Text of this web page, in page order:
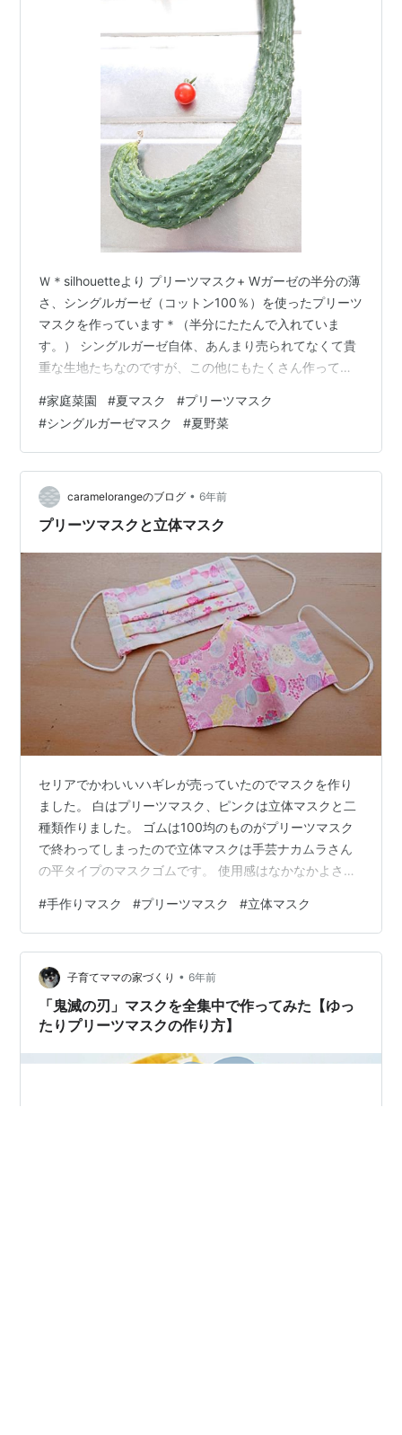
Ｗ＊silhouetteより プリーツマスク+ Wガーゼの半分の薄
さ、シングルガーゼ（コットン100％）を使ったプリーツ
マスクを作っています＊（半分にたたんで入れていま
す。） シングルガーゼ自体、あんまり売られてなくて貴
重な生地たちなのですが、この他にもたくさん作ってる
目の細かさが違うよ。 こちらは、ワイドサイズ￥400で
す。（横幅17ｃｍくらい） 安心のオーガニックコットン
生地は￥450です。夏用というか、私はもう一年中シン
グルガーゼマスクを愛用しています。（暖房してたら暑
いしね） 口紅がつくのを防ぐためのインナーマスクや、
マスクカバーをされ…
#家庭菜園 #夏マスク #プリーツマスク
#シングルガーゼマスク #夏野菜
caramelorangeのブログ • 6年前
プリーツマスクと立体マスク
セリアでかわいいハギレが売っていたのでマスクを作り
ました。 白はプリーツマスク、ピンクは立体マスクと二
種類作りました。 ゴムは100均のものがプリーツマスク
で終わってしまったので立体マスクは手芸ナカムラさん
の平タイプのマスクゴムです。 使用感はなかなかよさそ
マスクは久々。 立体マスクのパターンはこちらのかんた
んかわいい！手作りマスク増補改訂版から。 世の中がこ
ういう状況になるよりもっと前に書店で見かけて購入し
ていた本です。 マスクが作れたらなんかいいかも、くら
いの軽い気持ちだったんですが、購入しておいてよかっ
たです。 基本的には平面マスク、プ…
#手作りマスク #プリーツマスク #立体マスク
子育てママの家づくり • 6年前
「鬼滅の刃」マスクを全集中で作ってみた【ゆっ
たりプリーツマスクの作り方】